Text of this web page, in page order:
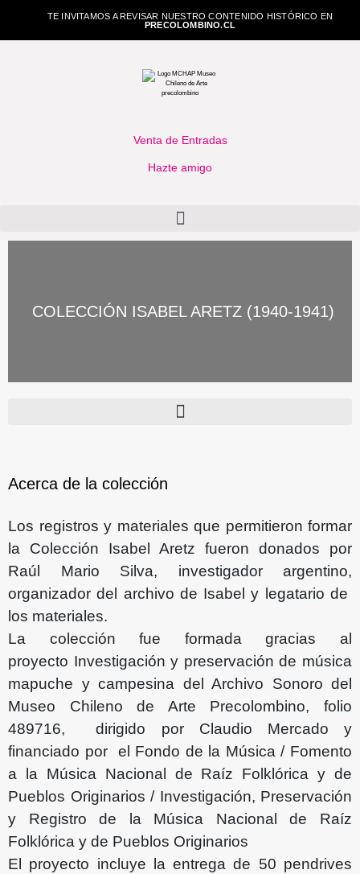
TE INVITAMOS A REVISAR NUESTRO CONTENIDO HISTÓRICO EN
PRECOLOMBINO.CL
Venta de Entradas
Hazte amigo
COLECCIÓN ISABEL ARETZ (1940-1941)
Acerca de la colección
Los registros y materiales que permitieron formar
la Colección Isabel Aretz fueron donados por
Raúl Mario Silva, investigador argentino,
organizador del archivo de Isabel y legatario de
los materiales.
La colección fue formada gracias al
proyecto Investigación y preservación de música
mapuche y campesina del Archivo Sonoro del
Museo Chileno de Arte Precolombino, folio
489716, dirigido por Claudio Mercado y
financiado por el Fondo de la Música / Fomento
a la Música Nacional de Raíz Folklórica y de
Pueblos Originarios / Investigación, Preservación
y Registro de la Música Nacional de Raíz
Folklórica y de Pueblos Originarios
El proyecto incluye la entrega de 50 pendrives